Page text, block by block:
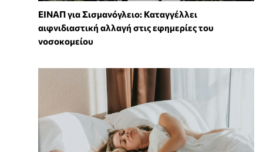
ΕΙΝΑΠ για Σισμανόγλειο: Καταγγέλλει
αιφνιδιαστική αλλαγή στις εφημερίες του
νοσοκομείου